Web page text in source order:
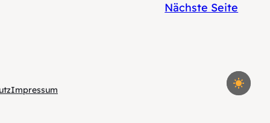
Nächste Seite
Impressum